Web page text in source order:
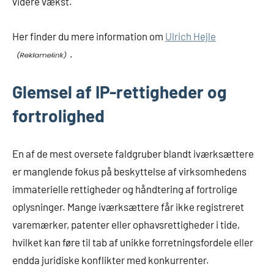
Her finder du mere information om Ulrich Hejle
.
Glemsel af IP-rettigheder og
fortrolighed
En af de mest oversete faldgruber blandt iværksættere
er manglende fokus på beskyttelse af virksomhedens
immaterielle rettigheder og håndtering af fortrolige
oplysninger. Mange iværksættere får ikke registreret
varemærker, patenter eller ophavsrettigheder i tide,
hvilket kan føre til tab af unikke forretningsfordele eller
endda juridiske konflikter med konkurrenter.